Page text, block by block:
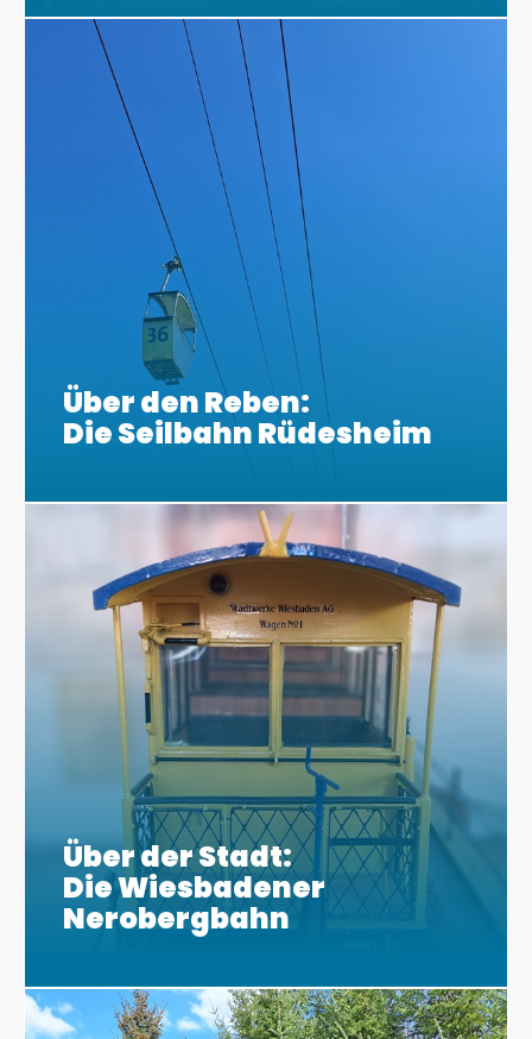
Über den Reben:
Die Seilbahn Rüdesheim
Über der Stadt:
Die Wiesbadener
Nerobergbahn